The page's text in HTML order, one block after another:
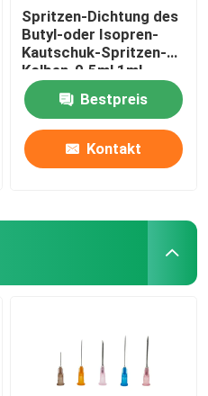
Spritzen-Dichtung des
Butyl-oder Isopren-
Kautschuk-Spritzen-
Kolben-0.5ml 1ml
Bestpreis
Kontakt